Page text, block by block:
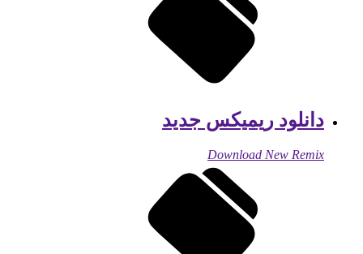
دانلود ریمیکس جدید
Download New Remix